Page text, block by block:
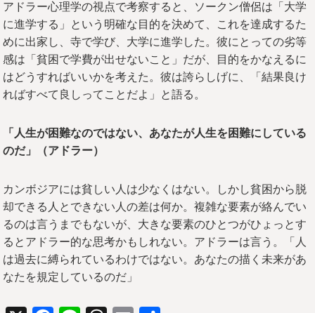
アドラー心理学の視点で考察すると、ソークン僧侶は「大学
に進学する」という明確な目的を決めて、これを達成するた
めに出家し、寺で学び、大学に進学した。彼にとっての劣等
感は「貧困で学費が出せないこと」だが、目的をかなえるに
はどうすればいいかを考えた。彼は誇らしげに、「結果良け
ればすべて良しってことだよ」と語る。
「人生が困難なのではない、あなたが人生を困難にしている
のだ」（アドラー）
カンボジアには貧しい人は少なくはない。しかし貧困から脱
却できる人とできない人の差は何か。複雑な要素が絡んでい
るのは言うまでもないが、大きな要素のひとつがひょっとす
るとアドラー的な思考かもしれない。アドラーは言う。「人
は過去に縛られているわけではない。あなたの描く未来があ
なたを規定しているのだ」